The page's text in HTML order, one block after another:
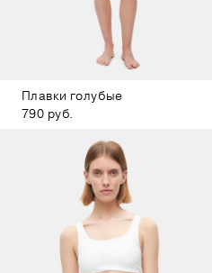
Плавки голубые
790 руб.